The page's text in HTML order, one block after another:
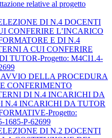
relative al progetto
DI N.4 DOCENTI
CONFERIRE L’INCARICO
E DI N.4
A CUI CONFERIRE
TUTOR-Progetto: M4CI1.4-
DELLA PROCEDURA
CONFERIMENTO
DI N.4 INCARICHI DA
N.4 INCARICHI DA TUTOR
Progetto:
1685-P-62699
DI N.2 DOCENTI